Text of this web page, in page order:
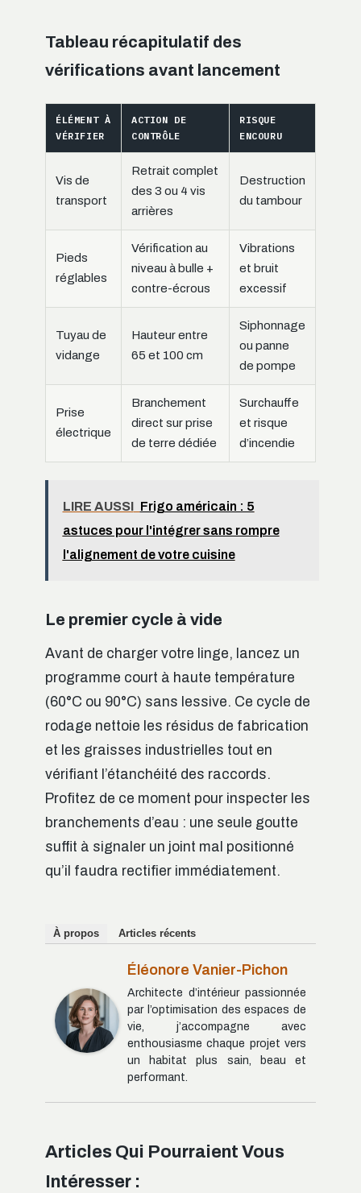
Tableau récapitulatif des
vérifications avant lancement
ÉLÉMENT À
VÉRIFIER
ACTION DE
CONTRÔLE
RISQUE
ENCOURU
Vis de
transport
Retrait complet
des 3 ou 4 vis
arrières
Destruction
du tambour
Pieds
réglables
Vérification au
niveau à bulle +
contre-écrous
Vibrations
et bruit
excessif
Tuyau de
vidange
Hauteur entre
65 et 100 cm
Siphonnage
ou panne
de pompe
Prise
électrique
Branchement
direct sur prise
de terre dédiée
Surchauffe
et risque
d’incendie
LIRE AUSSI Frigo américain : 5
astuces pour l'intégrer sans rompre
l'alignement de votre cuisine
Le premier cycle à vide
Avant de charger votre linge, lancez un
programme court à haute température
(60°C ou 90°C) sans lessive. Ce cycle de
rodage nettoie les résidus de fabrication
et les graisses industrielles tout en
vérifiant l’étanchéité des raccords.
Profitez de ce moment pour inspecter les
branchements d’eau : une seule goutte
suffit à signaler un joint mal positionné
qu’il faudra rectifier immédiatement.
À propos Articles récents
Éléonore Vanier-Pichon
Architecte d’intérieur passionnée
par l’optimisation des espaces de
vie, j’accompagne avec
enthousiasme chaque projet vers
un habitat plus sain, beau et
performant.
Articles Qui Pourraient Vous
Intéresser :